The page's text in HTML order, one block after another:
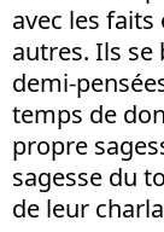
avec les
autres. Ils se
demi-
temps de
propre
sagesse du
de leur